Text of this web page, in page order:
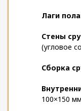
Лаги
Стены
(угловое
Сборка
100×150